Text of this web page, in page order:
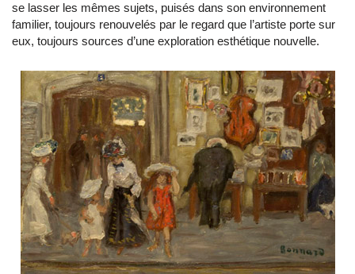
se lasser les mêmes sujets, puisés dans son environnement
familier, toujours renouvelés par le regard que l’artiste porte sur
eux, toujours sources d’une exploration esthétique nouvelle.